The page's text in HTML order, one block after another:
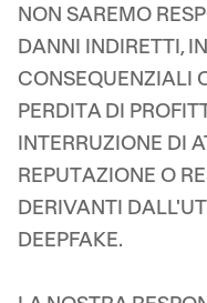
NON SAREMO
DANNI INDIRETTI,
CONSEQUENZIALI
PERDITA DI
INTERRUZIONE DI
REPUTAZIONE O
DERIVANTI
DEEPFAKE.